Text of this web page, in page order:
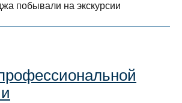
побывали на экскурсии